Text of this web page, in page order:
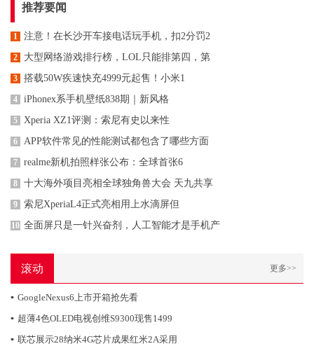
推荐要闻
1 注意！在长沙开车接电话玩手机，扣2分罚2
2 大型网络游戏排行榜，LOL只能排第四，第
3 搭载50W疾速快充4999元起售！小米1
4 iPhonex系手机壁纸838期｜新风格
5 Xperia XZ1评测：索尼有史以来性
6 APP软件常见的性能测试都包含了哪些方面
7 realme新机拍照样张公布：全球首张6
8 十大海外项目亮相全球独角兽大会 天九共享
9 索尼XperiaL4正式亮相用上水滴屏但
10 全面屏只是一针兴奋剂，人工智能才是手机产
滚动 更多>>
▪ GoogleNexus6上市开箱抢先看
▪ 超薄4色OLED电视创维S9300现售1499
▪ 联芯展示28纳米4G芯片成果红米2A采用